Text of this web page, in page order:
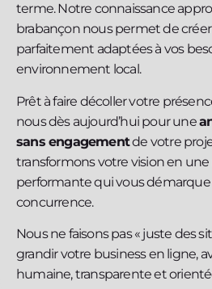
terme. Notre connaissance
brabançon nous permet de
parfaitement adaptées à vos
environnement local.
Prêt à faire décoller votre
nous dès aujourd’hui pour une
sans engagementde votre
transformons votre vision en
performante qui vous
concurrence.
Nous ne faisons pas « juste des
grandir votre business en ligne,
humaine, transparente et